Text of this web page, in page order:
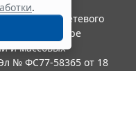
.
в качестве сетевого
в сфере
и массовых
№ ФС77-58365 от 18